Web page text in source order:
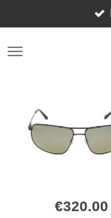
to
main
€320.00